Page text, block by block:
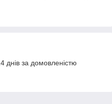
днів за домовленістю